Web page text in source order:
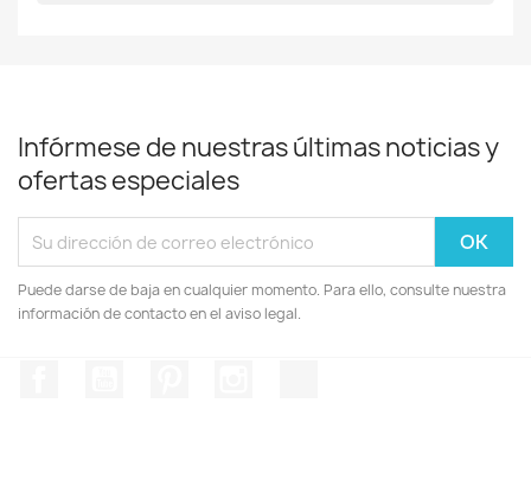
Infórmese de nuestras últimas noticias y
ofertas especiales
Puede darse de baja en cualquier momento. Para ello, consulte nuestra
información de contacto en el aviso legal.